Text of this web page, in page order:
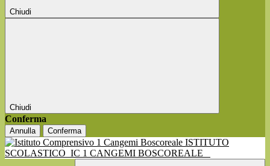
Chiudi
Chiudi
Conferma
Annulla Conferma
ISTITUTO
SCOLASTICO IC 1 CANGEMI BOSCOREALE